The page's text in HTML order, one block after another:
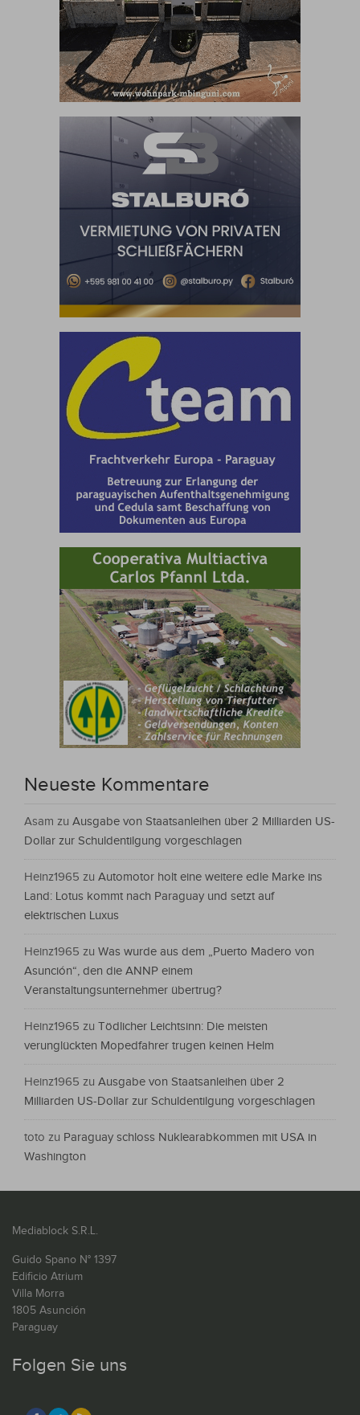
Neueste Kommentare
Asam zu Ausgabe von Staatsanleihen über 2 Milliarden US-
Dollar zur Schuldentilgung vorgeschlagen
Heinz1965 zu Automotor holt eine weitere edle Marke ins
Land: Lotus kommt nach Paraguay und setzt auf
elektrischen Luxus
Heinz1965 zu Was wurde aus dem „Puerto Madero von
Asunción“, den die ANNP einem
Veranstaltungsunternehmer übertrug?
Heinz1965 zu Tödlicher Leichtsinn: Die meisten
verunglückten Mopedfahrer trugen keinen Helm
Heinz1965 zu Ausgabe von Staatsanleihen über 2
Milliarden US-Dollar zur Schuldentilgung vorgeschlagen
toto zu Paraguay schloss Nuklearabkommen mit USA in
Washington
Mediablock S.R.L.
Guido Spano N° 1397
Edificio Atrium
Villa Morra
1805 Asunción
Paraguay
Folgen Sie uns